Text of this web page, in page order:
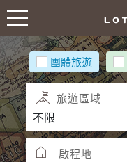
團體旅遊
旅遊區域
啟程地